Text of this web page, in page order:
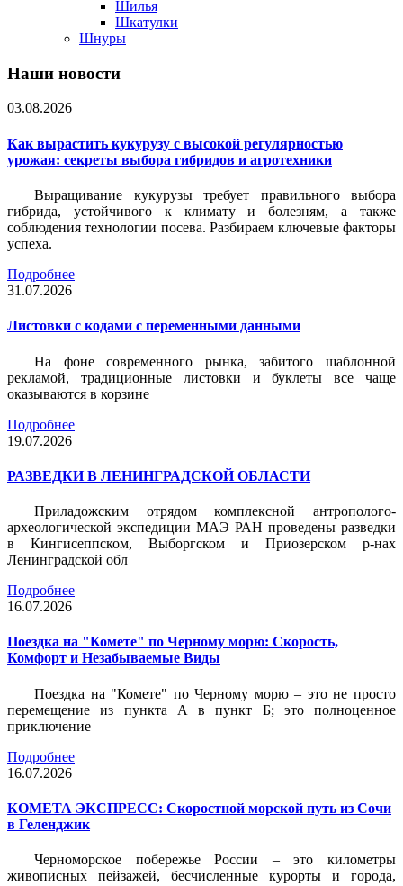
Шилья
Шкатулки
Шнуры
Наши новости
03.08.2026
Как вырастить кукурузу с высокой регулярностью
урожая: секреты выбора гибридов и агротехники
Выращивание кукурузы требует правильного выбора
гибрида, устойчивого к климату и болезням, а также
соблюдения технологии посева. Разбираем ключевые факторы
успеха.
Подробнее
31.07.2026
Листовки c кодами с переменными данными
На фоне современного рынка, забитого шаблонной
рекламой, традиционные листовки и буклеты все чаще
оказываются в корзине
Подробнее
19.07.2026
РАЗВЕДКИ В ЛЕНИНГРАДСКОЙ ОБЛАСТИ
Приладожским отрядом комплексной антрополого-
археологической экспедиции МАЭ РАН проведены разведки
в Кингисеппском, Выборгском и Приозерском р-нах
Ленинградской обл
Подробнее
16.07.2026
Поездка на "Комете" по Черному морю: Скорость,
Комфорт и Незабываемые Виды
Поездка на "Комете" по Черному морю – это не просто
перемещение из пункта А в пункт Б; это полноценное
приключение
Подробнее
16.07.2026
КОМЕТА ЭКСПРЕСС: Скоростной морской путь из Сочи
в Геленджик
Черноморское побережье России – это километры
живописных пейзажей, бесчисленные курорты и города,